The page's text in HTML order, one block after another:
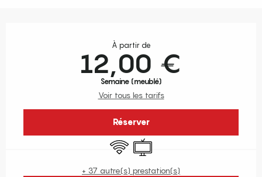
À partir de
12,00 €
Semaine (meublé)
Voir tous les tarifs
Réserver
WiFi Télévision
+ 37 autre(s) prestation(s)